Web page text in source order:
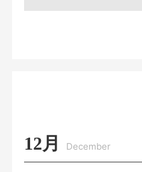
12月 December